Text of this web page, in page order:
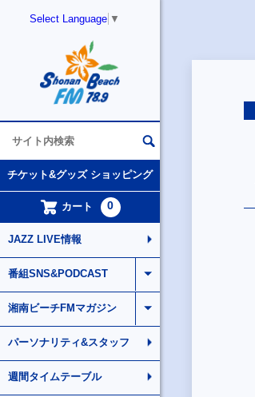
Select Language ▼
チケット&グッズ ショッピング
カート 0
JAZZ LIVE情報
番組SNS&PODCAST
湘南ビーチFMマガジン
パーソナリティ&スタッフ
週間タイムテーブル